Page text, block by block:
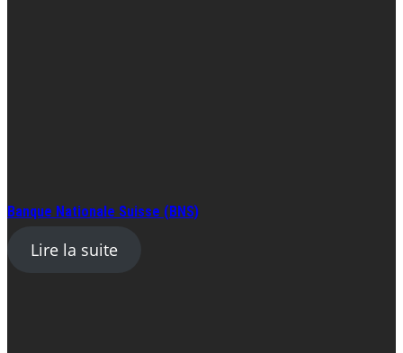
Banque Nationale Suisse (BNS)
Lire la suite